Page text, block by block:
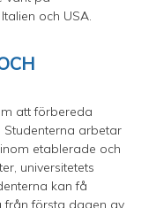
och USA.
att förbereda
arbetar
etablerade och
universitetets
kan få
från första dagen av